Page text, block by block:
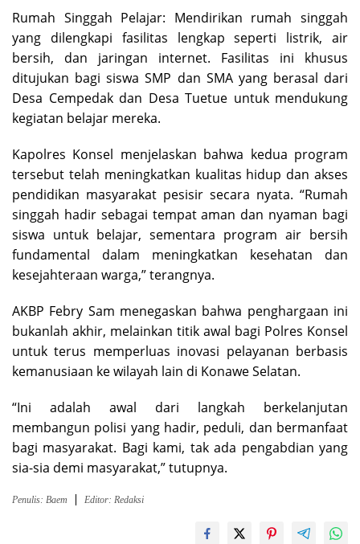
Rumah Singgah Pelajar: Mendirikan rumah singgah
yang dilengkapi fasilitas lengkap seperti listrik, air
bersih, dan jaringan internet. Fasilitas ini khusus
ditujukan bagi siswa SMP dan SMA yang berasal dari
Desa Cempedak dan Desa Tuetue untuk mendukung
kegiatan belajar mereka.
Kapolres Konsel menjelaskan bahwa kedua program
tersebut telah meningkatkan kualitas hidup dan akses
pendidikan masyarakat pesisir secara nyata. “Rumah
singgah hadir sebagai tempat aman dan nyaman bagi
siswa untuk belajar, sementara program air bersih
fundamental dalam meningkatkan kesehatan dan
kesejahteraan warga,” terangnya.
AKBP Febry Sam menegaskan bahwa penghargaan ini
bukanlah akhir, melainkan titik awal bagi Polres Konsel
untuk terus memperluas inovasi pelayanan berbasis
kemanusiaan ke wilayah lain di Konawe Selatan.
“Ini adalah awal dari langkah berkelanjutan
membangun polisi yang hadir, peduli, dan bermanfaat
bagi masyarakat. Bagi kami, tak ada pengabdian yang
sia-sia demi masyarakat,” tutupnya.
Penulis: Baem Editor: Redaksi